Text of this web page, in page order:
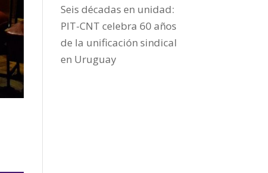
Seis décadas en unidad:
PIT-CNT celebra 60 años
de la unificación sindical
en Uruguay